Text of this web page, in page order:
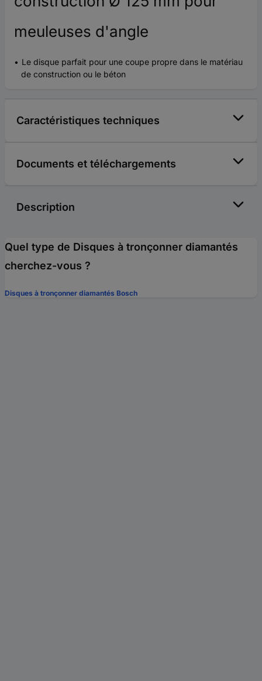
meuleuses d'angle
Le disque parfait pour une coupe propre dans le matériau
de construction ou le béton
Caractéristiques techniques
Documents et téléchargements
Description
Quel type de Disques à tronçonner diamantés
cherchez-vous ?
Disques à tronçonner diamantés Bosch